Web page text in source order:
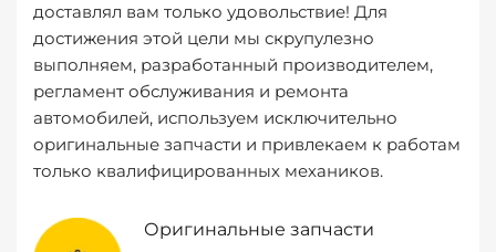
доставлял вам только удовольствие! Для
достижения этой цели мы скрупулезно
выполняем, разработанный производителем,
регламент обслуживания и ремонта
автомобилей, используем исключительно
оригинальные запчасти и привлекаем к работам
только квалифицированных механиков.
Оригинальные запчасти